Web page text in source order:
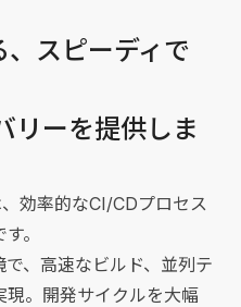
スピーディで
リーを提供しま
効率的なCI/CDプロセス
。
、高速なビルド、並列テ
現。開発サイクルを大幅